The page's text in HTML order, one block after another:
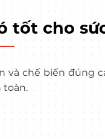
tốt cho
và chế biến đúng
toàn.